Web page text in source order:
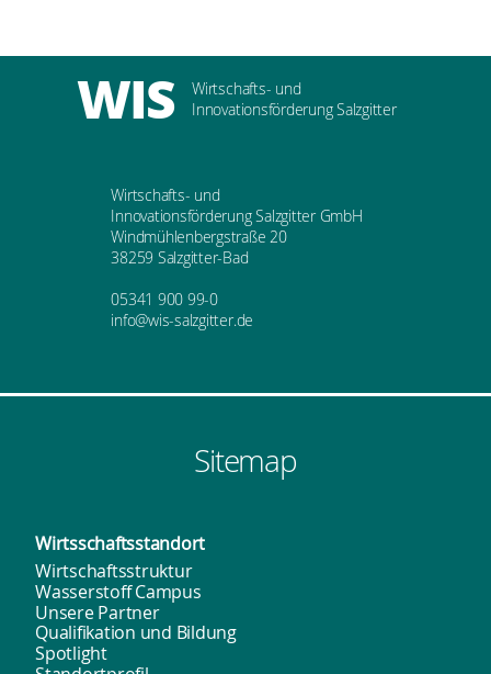
WIS
Wirtschafts- und
Innovationsförderung Salzgitter
Wirtschafts- und
Innovationsförderung Salzgitter GmbH
Windmühlenbergstraße 20
38259 Salzgitter-Bad
05341 900 99-0
info@wis-salzgitter.de
Sitemap
Wirtsschafts­standort
Wirtschaftsstruktur
Wasserstoff Campus
Unsere Partner
Qualifikation und Bildung
Spotlight